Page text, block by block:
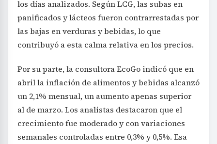
los días analizados. Según LCG, las subas en
panificados y lácteos fueron contrarrestadas por
las bajas en verduras y bebidas, lo que
contribuyó a esta calma relativa en los precios.
Por su parte, la consultora EcoGo indicó que en
abril la inflación de alimentos y bebidas alcanzó
un 2,1% mensual, un aumento apenas superior
al de marzo. Los analistas destacaron que el
crecimiento fue moderado y con variaciones
semanales controladas entre 0,3% y 0,5%. Esa